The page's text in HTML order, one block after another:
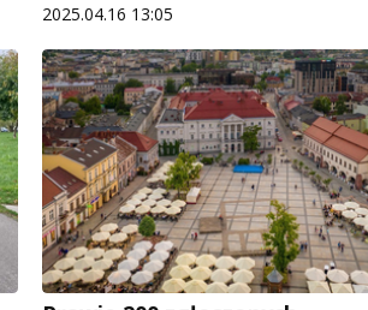
2025.04.16 13:05